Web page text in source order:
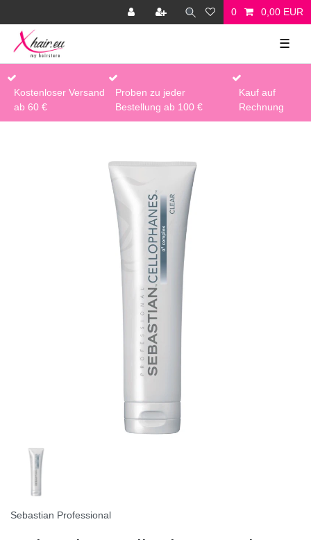
0 0,00 EUR
☰
Kostenloser Versand
ab 60 €
Proben zu jeder
Bestellung ab 100 €
Kauf auf
Rechnung
Sebastian Professional